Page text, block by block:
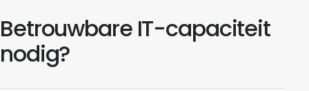
Betrouwbare IT-capaciteit
nodig?